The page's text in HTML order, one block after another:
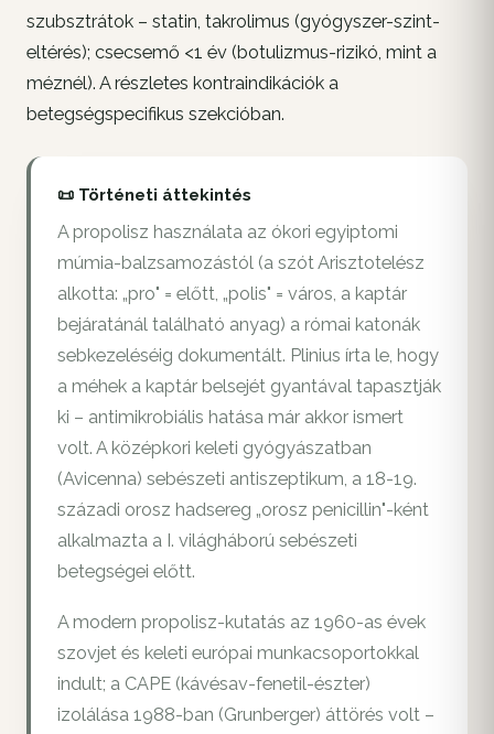
szubsztrátok – statin, takrolimus (gyógyszer-szint-
eltérés); csecsemő <1 év (botulizmus-rizikó, mint a
méznél). A részletes kontraindikációk a
betegségspecifikus szekcióban.
📜 Történeti áttekintés
A propolisz használata az ókori egyiptomi
múmia-balzsamozástól (a szót Arisztotelész
alkotta: „pro" = előtt, „polis" = város, a kaptár
bejáratánál található anyag) a római katonák
sebkezeléséig dokumentált. Plinius írta le, hogy
a méhek a kaptár belsejét gyantával tapasztják
ki – antimikrobiális hatása már akkor ismert
volt. A középkori keleti gyógyászatban
(Avicenna) sebészeti antiszeptikum, a 18-19.
századi orosz hadsereg „orosz penicillin"-ként
alkalmazta a I. világháború sebészeti
betegségei előtt.
A modern propolisz-kutatás az 1960-as évek
szovjet és keleti európai munkacsoportokkal
indult; a CAPE (kávésav-fenetil-észter)
izolálása 1988-ban (Grunberger) áttörés volt –